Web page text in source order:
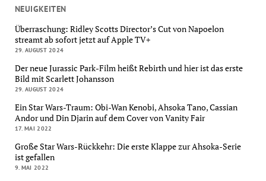
NEUIGKEITEN
Überraschung: Ridley Scotts Director’s Cut von Napoelon
streamt ab sofort jetzt auf Apple TV+
29. AUGUST 2024
Der neue Jurassic Park-Film heißt Rebirth und hier ist das erste
Bild mit Scarlett Johansson
29. AUGUST 2024
Ein Star Wars-Traum: Obi-Wan Kenobi, Ahsoka Tano, Cassian
Andor und Din Djarin auf dem Cover von Vanity Fair
17. MAI 2022
Große Star Wars-Rückkehr: Die erste Klappe zur Ahsoka-Serie
ist gefallen
9. MAI 2022